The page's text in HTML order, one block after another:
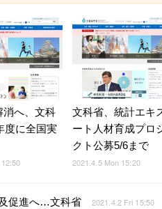
消へ、文科
度に全国実
文科省、統計エキ
ート人材育成プロ
クト公募5/6まで
2021.4.5 Mon 15:20
促進へ…文科省 2021.4.2 Fri 15:50